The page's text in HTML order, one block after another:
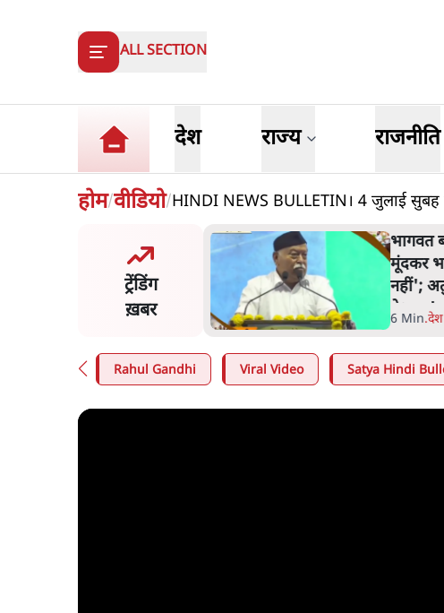
ALL SECTION
देश राज्य राजनीति
होम/वीडियो/HINDI NEWS BULLETIN। 4 जुलाई
ट्रेंडिंग
ख़बर
राष्ट्र के चरित्र की मरम्मत
भागवत
मूंदकर
नहीं';
नेशनल'
6 Min.देश
Rahul Gandhi Viral Video Satya Hindi